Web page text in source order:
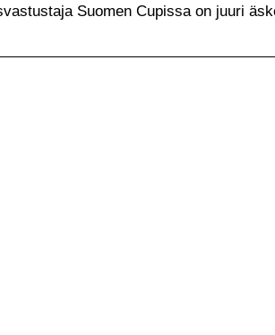
Suomen Cupissa on juuri